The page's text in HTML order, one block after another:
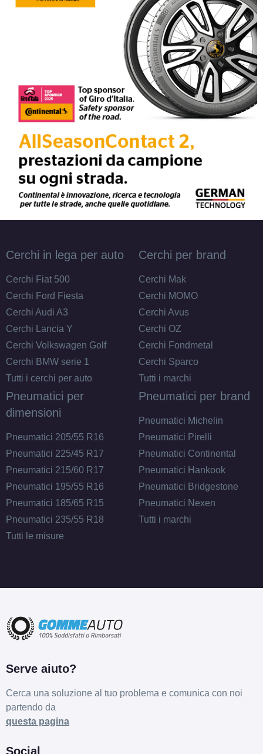
Cerchi in lega per auto
Cerchi Fiat 500
Cerchi Ford Fiesta
Cerchi Audi A3
Cerchi Lancia Y
Cerchi Volkswagen Golf
Cerchi BMW serie 1
Tutti i cerchi per auto
Cerchi per brand
Cerchi Mak
Cerchi MOMO
Cerchi Avus
Cerchi OZ
Cerchi Fondmetal
Cerchi Sparco
Tutti i marchi
Pneumatici per
dimensioni
Pneumatici 205/55 R16
Pneumatici 225/45 R17
Pneumatici 215/60 R17
Pneumatici 195/55 R16
Pneumatici 185/65 R15
Pneumatici 235/55 R18
Tutti le misure
Pneumatici per brand
Pneumatici Michelin
Pneumatici Pirelli
Pneumatici Continental
Pneumatici Hankook
Pneumatici Bridgestone
Pneumatici Nexen
Tutti i marchi
Serve aiuto?
Cerca una soluzione al tuo problema e comunica con noi
partendo da
questa pagina
Social